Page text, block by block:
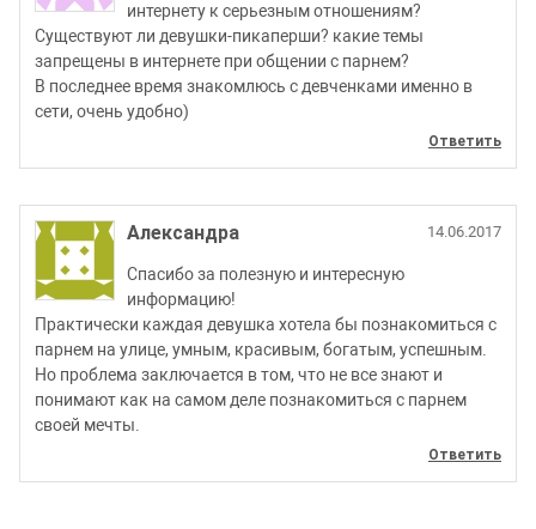
интернету к серьезным отношениям?
Существуют ли девушки-пикаперши? какие темы
запрещены в интернете при общении с парнем?
В последнее время знакомлюсь с девченками именно в
сети, очень удобно)
Ответить
Александра 14.06.2017
Спасибо за полезную и интересную
информацию!
Практически каждая девушка хотела бы познакомиться с
парнем на улице, умным, красивым, богатым, успешным.
Но проблема заключается в том, что не все знают и
понимают как на самом деле познакомиться с парнем
своей мечты.
Ответить